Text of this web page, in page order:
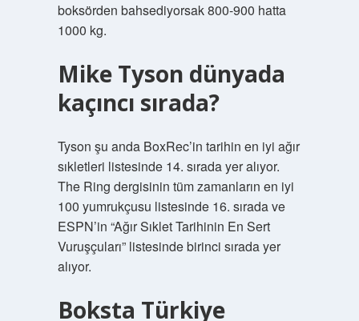
boksörden bahsediyorsak 800-900 hatta
1000 kg.
Mike Tyson dünyada
kaçıncı sırada?
Tyson şu anda BoxRec’in tarihin en iyi ağır
sıkletleri listesinde 14. sırada yer alıyor.
The Ring dergisinin tüm zamanların en iyi
100 yumrukçusu listesinde 16. sırada ve
ESPN’in “Ağır Sıklet Tarihinin En Sert
Vuruşçuları” listesinde birinci sırada yer
alıyor.
Boksta Türkiye